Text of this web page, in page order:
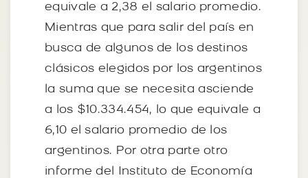
equivale a 2,38 el salario promedio.
Mientras que para salir del país en
busca de algunos de los destinos
clásicos elegidos por los argentinos
la suma que se necesita asciende
a los $10.334.454, lo que equivale a
6,10 el salario promedio de los
argentinos. Por otra parte otro
informe del Instituto de Economía